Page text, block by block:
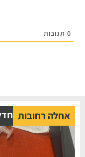
תגובות
אחלה רחובות